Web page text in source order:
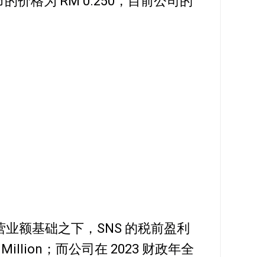
额基础之下，SNS 的税前盈利
Million；而公司在 2023 财政年全